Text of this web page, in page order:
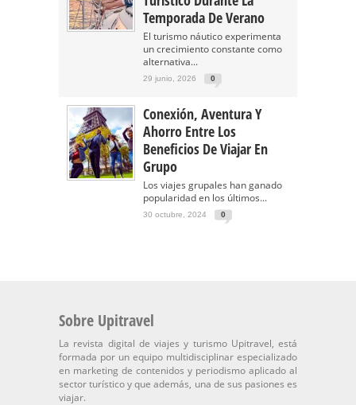
Temporada De Verano
El turismo náutico experimenta
un crecimiento constante como
alternativa...
29 junio, 2026 0
Conexión, Aventura Y
Ahorro Entre Los
Beneficios De Viajar En
Grupo
Los viajes grupales han ganado
popularidad en los últimos...
30 octubre, 2024 0
Sobre Upitravel
La revista digital de viajes y turismo Upitravel, está
formada por un equipo multidisciplinar especializado
en marketing de contenidos y periodismo aplicado al
sector turístico y que además, una de sus pasiones es
viajar.